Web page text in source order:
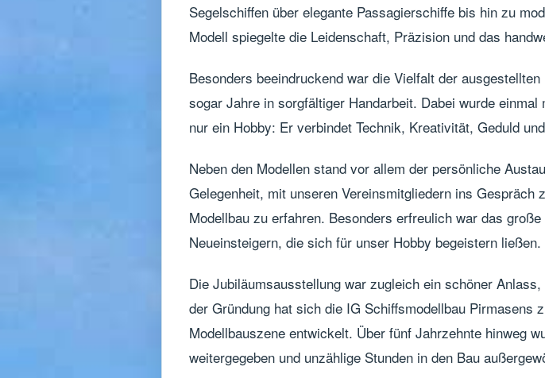
Segelschiffen über elegante Passagierschiffe bis hin zu
Modell spiegelte die Leidenschaft, Präzision und das
Besonders beeindruckend war die Vielfalt der
sogar Jahre in sorgfältiger Handarbeit. Dabei wurde
nur ein Hobby: Er verbindet Technik, Kreativität, Geduld
Neben den Modellen stand vor allem der persönliche
Gelegenheit, mit unseren Vereinsmitgliedern ins Gespräch
Modellbau zu erfahren. Besonders erfreulich war das
Neueinsteigern, die sich für unser Hobby begeistern ließen.
Die Jubiläumsausstellung war zugleich ein schöner
der Gründung hat sich die IG Schiffsmodellbau Pirmasens
Modellbauszene entwickelt. Über fünf Jahrzehnte hinweg
weitergegeben und unzählige Stunden in den Bau